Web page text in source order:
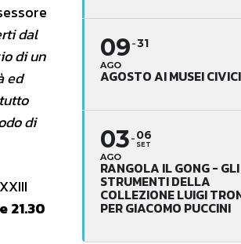
dal
di un
ed
di
21.30
09
AGO
31
AGOSTO AI MUSEI CIVICI
03
AGO
06
SET
RANGOLA IL GONG - GLI
STRUMENTI DELLA
COLLEZIONE LUIGI
PER GIACOMO PUCCINI